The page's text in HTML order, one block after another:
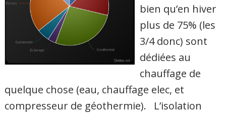
bien qu’en hiver
plus de 75% (les
3/4 donc) sont
dédiées au
chauffage de
quelque chose (eau, chauffage elec, et
compresseur de géothermie). L’isolation